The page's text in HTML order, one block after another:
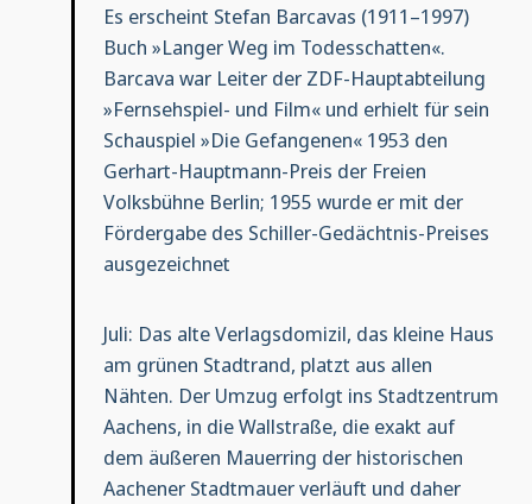
Es erscheint Stefan Barcavas (1911–1997)
Buch »Langer Weg im Todesschatten«.
Barcava war Leiter der ZDF-Hauptabteilung
»Fernsehspiel- und Film« und erhielt für sein
Schauspiel »Die Gefangenen« 1953 den
Gerhart-Hauptmann-Preis der Freien
Volksbühne Berlin; 1955 wurde er mit der
Fördergabe des Schiller-Gedächtnis-Preises
ausgezeichnet
Juli: Das alte Verlagsdomizil, das kleine Haus
am grünen Stadtrand, platzt aus allen
Nähten. Der Umzug erfolgt ins Stadtzentrum
Aachens, in die Wallstraße, die exakt auf
dem äußeren Mauerring der historischen
Aachener Stadtmauer verläuft und daher